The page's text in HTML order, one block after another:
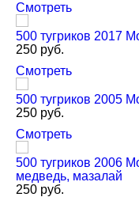
Смотреть
500 тугриков 2017
250 руб.
Смотреть
500 тугриков 2005
250 руб.
Смотреть
500 тугриков 2006
медведь, мазалай
250 руб.